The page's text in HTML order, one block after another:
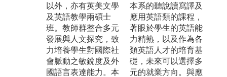
以外，亦有英美文學
及英語教學兩碩士
班。教師群整合多元
發展與人文探究，致
力培養學生對國際社
會脈動之敏銳度及外
國語言表達能力。本
本系的聽說讀寫譯及
應用英語類的課程，
著眼於學生的英語能
力精熟，以及作為各
類英語人才的培育基
礎，未來可以選擇多
元的就業方向。與應